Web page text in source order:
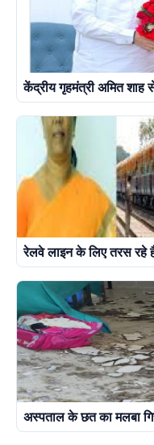
केंद्रीय गृहमंत्री अमित शाह
रेलवे लाइन के लिए तरस रहे
अस्पताल के छत का मलबा